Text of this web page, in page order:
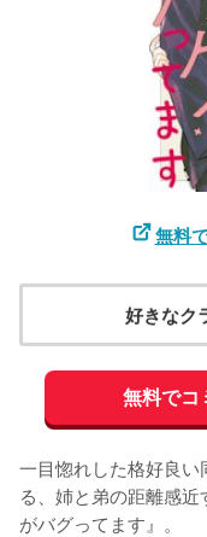
無料
好きなク
無料でコ
一目惚れした格好良
る、姉と弟の距離感
がバグってます』。